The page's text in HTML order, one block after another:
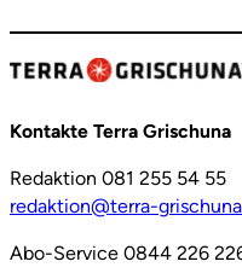
Kontakte Terra Grischuna
Redaktion 081 255 54 55
redaktion@terra-
Abo-Service 0844 226